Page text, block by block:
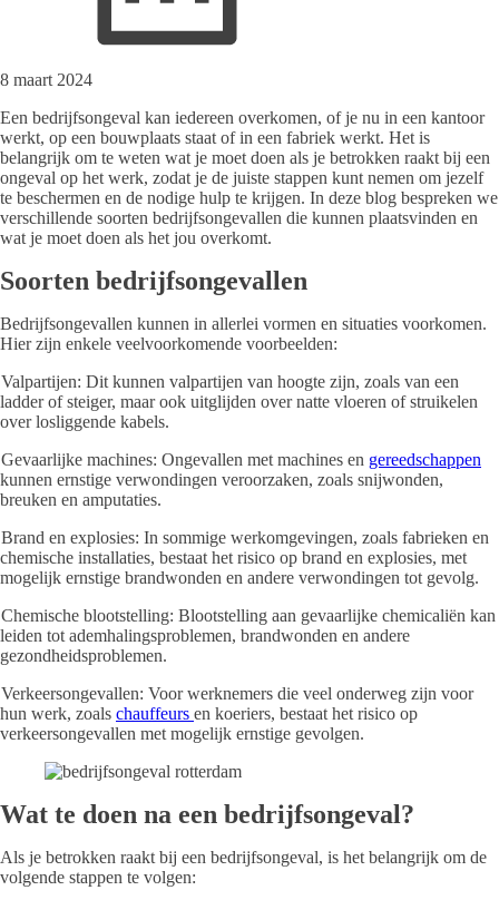
8 maart 2024
Een bedrijfsongeval kan iedereen overkomen, of je nu in een kantoor
werkt, op een bouwplaats staat of in een fabriek werkt. Het is
belangrijk om te weten wat je moet doen als je betrokken raakt bij een
ongeval op het werk, zodat je de juiste stappen kunt nemen om jezelf
te beschermen en de nodige hulp te krijgen. In deze blog bespreken we
verschillende soorten bedrijfsongevallen die kunnen plaatsvinden en
wat je moet doen als het jou overkomt.
Soorten bedrijfsongevallen
Bedrijfsongevallen kunnen in allerlei vormen en situaties voorkomen.
Hier zijn enkele veelvoorkomende voorbeelden:
Valpartijen: Dit kunnen valpartijen van hoogte zijn, zoals van een
ladder of steiger, maar ook uitglijden over natte vloeren of struikelen
over losliggende kabels.
Gevaarlijke machines: Ongevallen met machines en gereedschappen
kunnen ernstige verwondingen veroorzaken, zoals snijwonden,
breuken en amputaties.
Brand en explosies: In sommige werkomgevingen, zoals fabrieken en
chemische installaties, bestaat het risico op brand en explosies, met
mogelijk ernstige brandwonden en andere verwondingen tot gevolg.
Chemische blootstelling: Blootstelling aan gevaarlijke chemicaliën kan
leiden tot ademhalingsproblemen, brandwonden en andere
gezondheidsproblemen.
Verkeersongevallen: Voor werknemers die veel onderweg zijn voor
hun werk, zoals chauffeurs en koeriers, bestaat het risico op
verkeersongevallen met mogelijk ernstige gevolgen.
Wat te doen na een bedrijfsongeval?
Als je betrokken raakt bij een bedrijfsongeval, is het belangrijk om de
volgende stappen te volgen: